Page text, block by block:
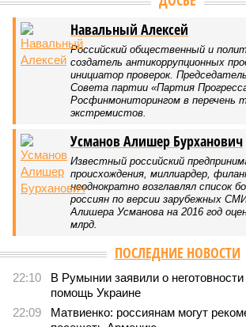
Мы могли бы жить сотни лет, но этого
Возраст бессмертия
Мы могли бы жить сотни лет, но этого никогда не
Vision)
Как бы мы ни старались, достигнуть
получится никогда, даже при самых
самой совершенной медицине. Точку в
долголетии поставило новое исследование
теории максимальный предел жизни – 194
возраст практически вряд ли достижим – во
мутации ДНК.